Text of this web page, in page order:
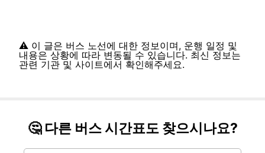
⚠️ 이 글은 버스 노선에 대한 정보이며, 운행 일정 및
내용은 상황에 따라 변동될 수 있습니다. 최신 정보는
관련 기관 및 사이트에서 확인해주세요.
🤔 다른 버스 시간표도 찾으시나요?